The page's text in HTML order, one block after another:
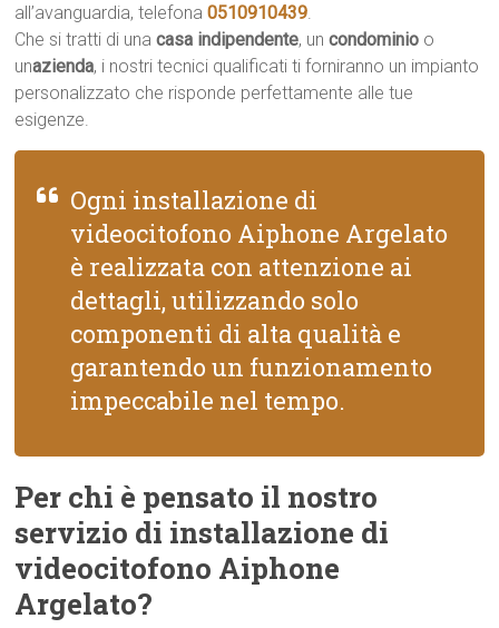
all’avanguardia, telefona0510910439.
Che si tratti di unacasa indipendente, uncondominio o
unazienda, i nostri tecnici qualificati ti forniranno un impianto
personalizzato che risponde perfettamente alle tue
esigenze.
Ogni installazione di
videocitofono Aiphone Argelato
è realizzata con attenzione ai
dettagli, utilizzando solo
componenti di alta qualità e
garantendo un funzionamento
impeccabile nel tempo.
Per chi è pensato il nostro
servizio di installazione di
videocitofono Aiphone
Argelato?